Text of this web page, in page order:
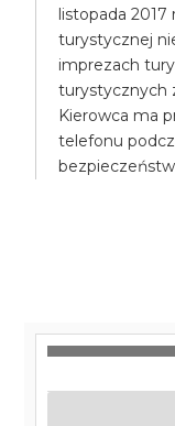
listopada 2017
turystycznej
imprezach
turystycznych
Kierowca ma
telefonu